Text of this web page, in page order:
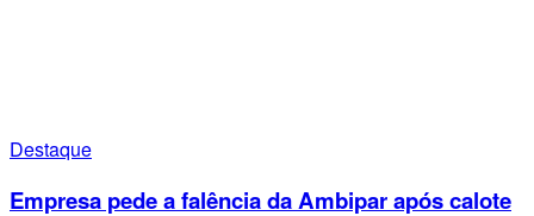
Destaque
Empresa pede a falência da Ambipar após calote